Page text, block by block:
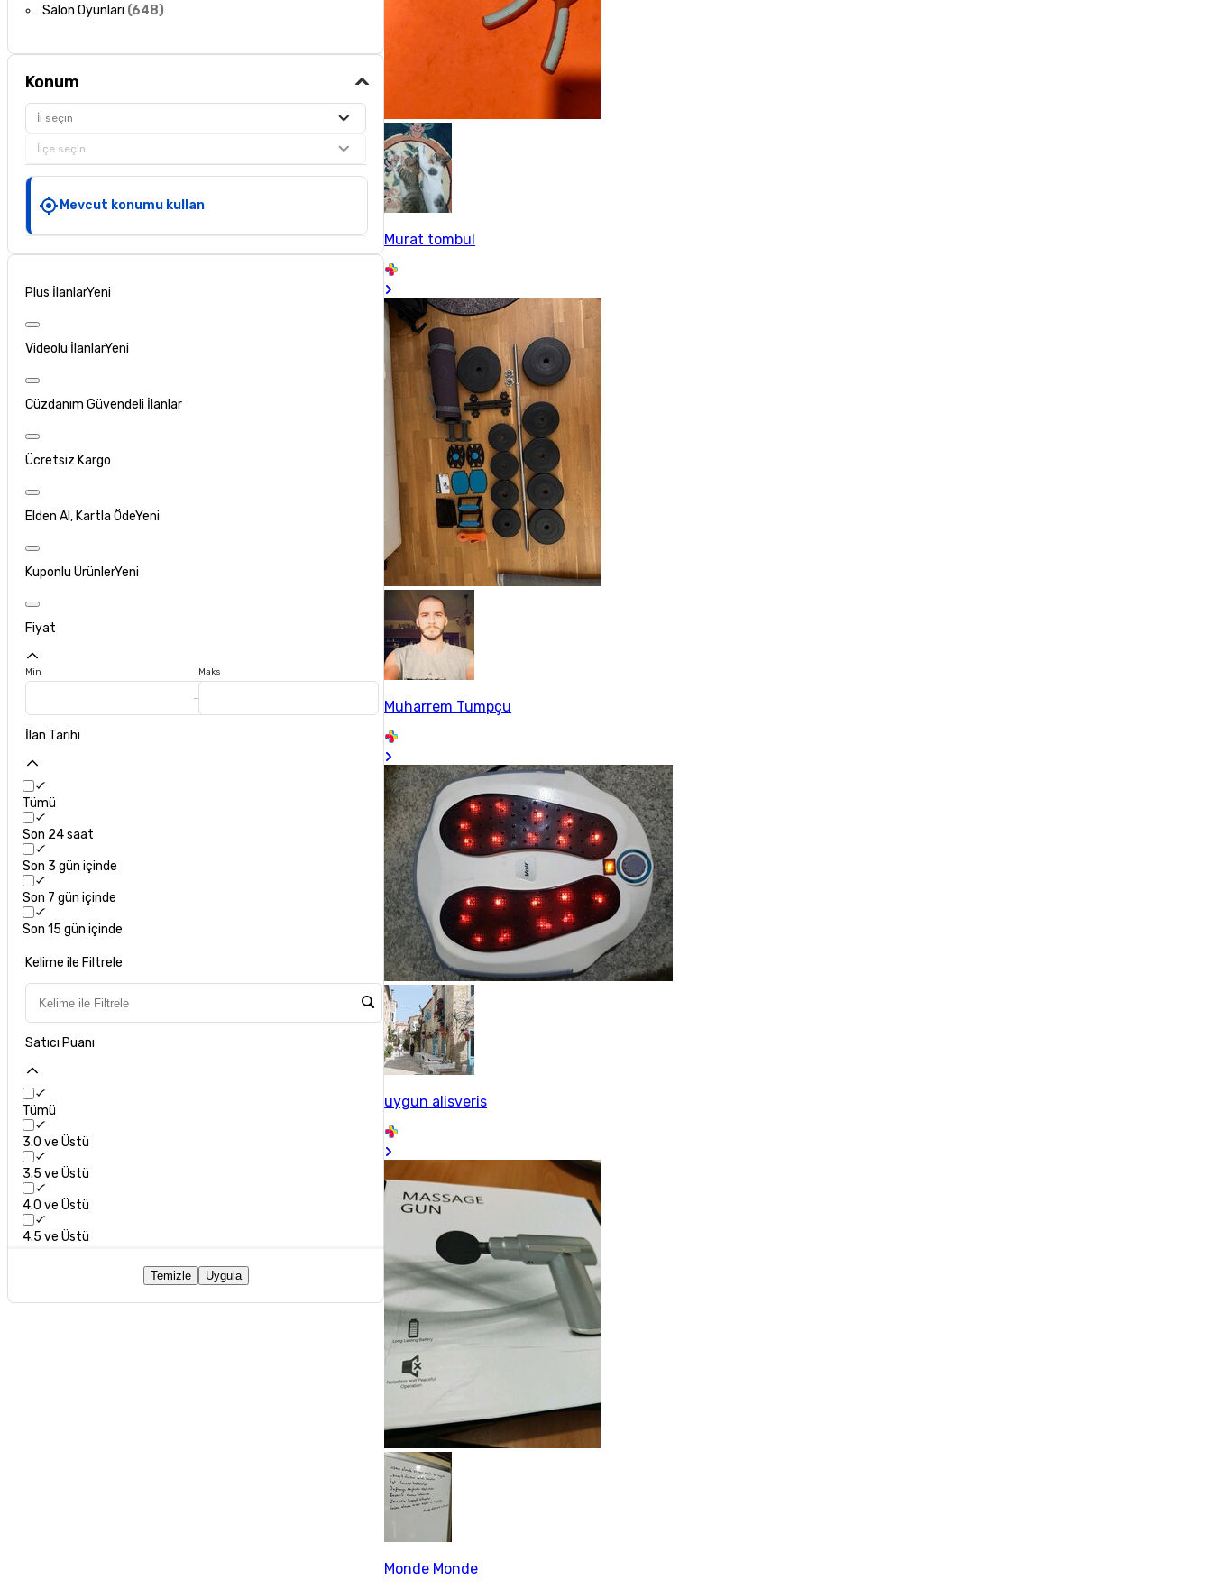
Salon Oyunları (648)
Konum
İl seçin
İlçe seçin
Mevcut konumu kullan
Plus İlanlarYeni
Videolu İlanlarYeni
Cüzdanım Güvendeli İlanlar
Ücretsiz Kargo
Elden Al, Kartla ÖdeYeni
Kuponlu ÜrünlerYeni
Fiyat
Min Maks
İlan Tarihi
Tümü
Son 24 saat
Son 3 gün içinde
Son 7 gün içinde
Son 15 gün içinde
Kelime ile Filtrele
Satıcı Puanı
Tümü
3.0 ve Üstü
3.5 ve Üstü
4.0 ve Üstü
4.5 ve Üstü
Temizle Uygula
Murat tombul
Muharrem Tumpçu
uygun alisveris
Monde Monde